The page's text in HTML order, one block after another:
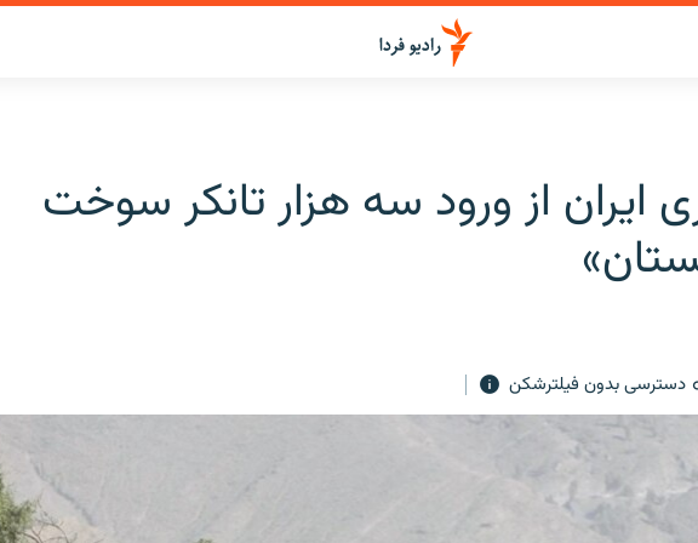
ایران از ورود سه هزار تانکر سوخت
دسترسی بدون فیلترشکن